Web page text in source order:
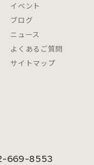
イベント
ブログ
ニュース
よくあるご質問
サイトマップ
669-8553